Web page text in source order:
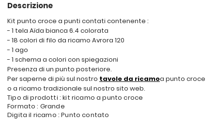
Descrizione
Kit punto croce a punti contati contenente :
- 1 tela Aïda bianca 6.4 colorata
- 18 colori di filo da ricamo Avrora 120
- 1 ago
- 1 schema a colori con spiegazioni
Presenza di un punto posteriore.
Per saperne di più sul nostro tavole da ricamoa punto croce
o a ricamo tradizionale sul nostro sito web.
Tipo di prodotti : kit ricamo a punto croce
Formato : Grande
Digita il ricamo : Punto contato